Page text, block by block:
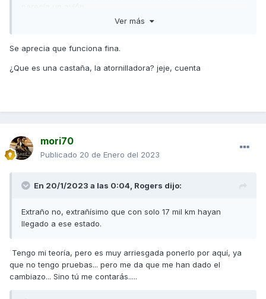
2ª Suavidad, en la calle, voy a 3000 rpm a punta de gas y
(solo por esta sensación merece la pena), un apunte, muy
aflojar... pues de lujo suave
Como podéis ver SUAVIDAD, creo que fue a @tiritos le leí un
comentario más o menos que cito.."la sensación es de moto
nueva.," y así es.
Podéis ver en el video que la rueda como que engancha y
empieza a girar, bueno, pues cuando termine de dar la
movimiento,... tuvo que ser que estaba fría y que estaba
todo nuevo.
en el garaje.
Ver más
Se aprecia que funciona fina.
¿Que es una castaña, la atornilladora? jeje, cuenta
mori70
Publicado 20 de Enero del 2023
En 20/1/2023 a las 0:04, Rogers dijo:
Extraño no, extrañísimo que con solo 17 mil km hayan
llegado a ese estado.
Tengo mi teoría, pero es muy arriesgada ponerlo por aquí, ya
que no tengo pruebas... pero me da que me han dado el
cambiazo... Sino tú me contarás.....